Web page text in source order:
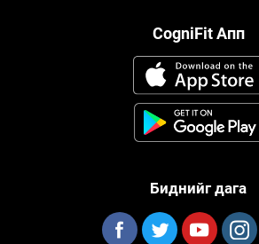
CogniFit Апп
Биднийг дага